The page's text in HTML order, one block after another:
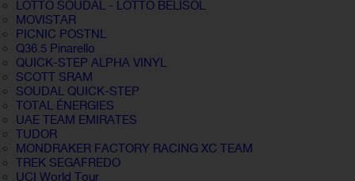
LOTTO SOUDAL - LOTTO BELISOL
MOVISTAR
PICNIC POSTNL
Q36.5 Pinarello
QUICK-STEP ALPHA VINYL
SCOTT SRAM
SOUDAL QUICK-STEP
TOTAL ÉNERGIES
UAE TEAM EMIRATES
TUDOR
MONDRAKER FACTORY RACING XC TEAM
TREK SEGAFREDO
UCI World Tour